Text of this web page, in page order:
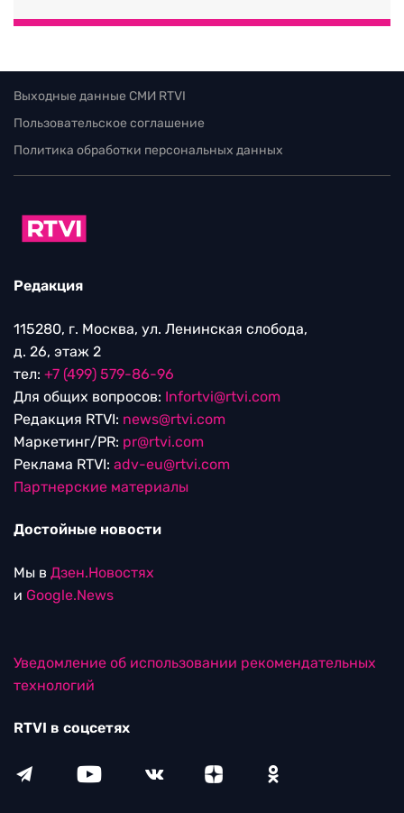
Выходные данные СМИ RTVI
Пользовательское соглашение
Политика обработки персональных данных
Редакция
115280, г. Москва, ул. Ленинская слобода,
д. 26, этаж 2
тел: +7 (499) 579-86-96
Для общих вопросов: Infortvi@rtvi.com
Редакция RTVI: news@rtvi.com
Маркетинг/PR: pr@rtvi.com
Реклама RTVI: adv-eu@rtvi.com
Партнерские материалы
Достойные новости
Мы в Дзен.Новостях
и Google.News
Уведомление об использовании рекомендательных
технологий
RTVI в соцсетях